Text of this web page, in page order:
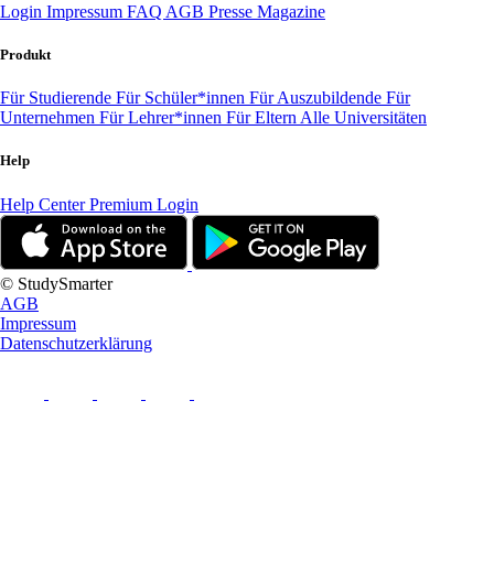
Login Impressum FAQ AGB Presse Magazine
Produkt
Für Studierende Für Schüler*innen Für Auszubildende Für
Unternehmen Für Lehrer*innen Für Eltern Alle Universitäten
Help
Help CenterPremium Login
© StudySmarter
AGB
Impressum
Datenschutzerklärung